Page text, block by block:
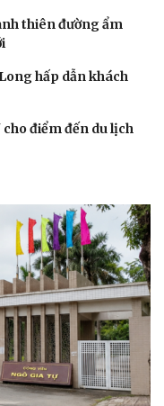
thiên đường ẩm
hấp dẫn khách
điểm đến du lịch